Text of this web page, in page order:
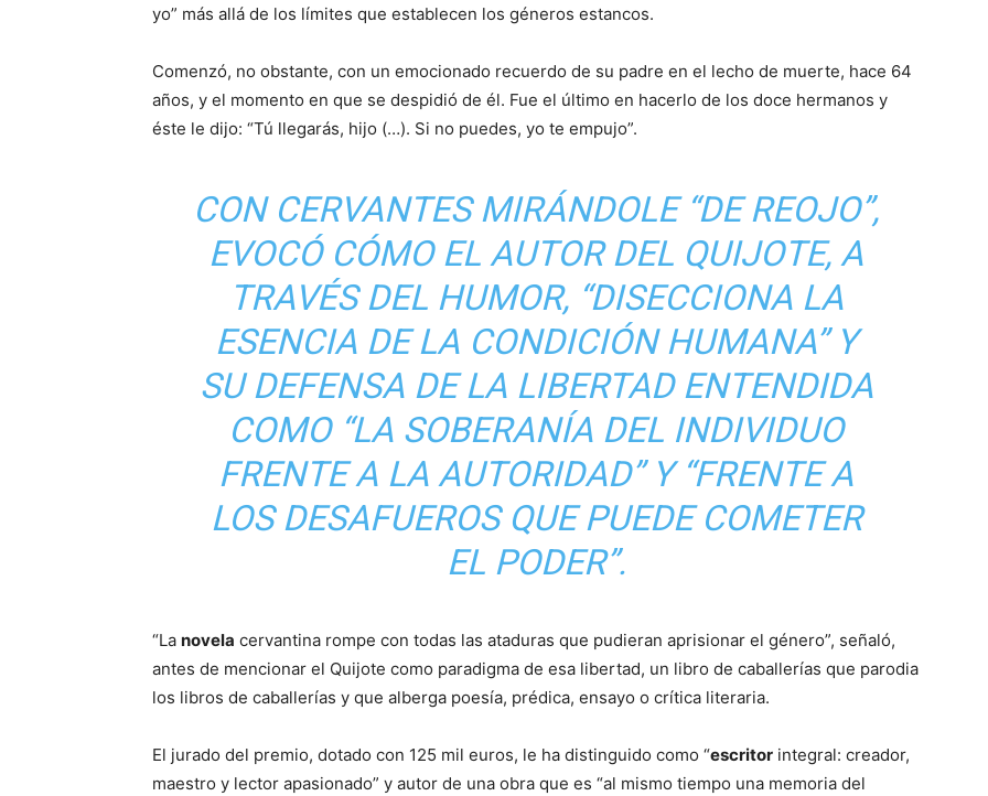
yo” más allá de los límites que establecen los géneros estancos.
Comenzó, no obstante, con un emocionado recuerdo de su padre en el lecho de muerte, hace 64
años, y el momento en que se despidió de él. Fue el último en hacerlo de los doce hermanos y
éste le dijo: “Tú llegarás, hijo (…). Si no puedes, yo te empujo”.
CON CERVANTES MIRÁNDOLE “DE REOJO”,
EVOCÓ CÓMO EL AUTOR DEL QUIJOTE, A
TRAVÉS DEL HUMOR, “DISECCIONA LA
ESENCIA DE LA CONDICIÓN HUMANA” Y
SU DEFENSA DE LA LIBERTAD ENTENDIDA
COMO “LA SOBERANÍA DEL INDIVIDUO
FRENTE A LA AUTORIDAD” Y “FRENTE A
LOS DESAFUEROS QUE PUEDE COMETER
EL PODER”.
“La novela cervantina rompe con todas las ataduras que pudieran aprisionar el género”, señaló,
antes de mencionar el Quijote como paradigma de esa libertad, un libro de caballerías que parodia
los libros de caballerías y que alberga poesía, prédica, ensayo o crítica literaria.
El jurado del premio, dotado con 125 mil euros, le ha distinguido como “escritor integral: creador,
maestro y lector apasionado” y autor de una obra que es “al mismo tiempo una memoria del